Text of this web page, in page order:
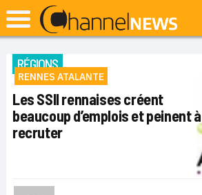
RÉGIONS
RENNES ATALANTE
Les SSII rennaises créent
beaucoup d’emplois et peinent à
recruter